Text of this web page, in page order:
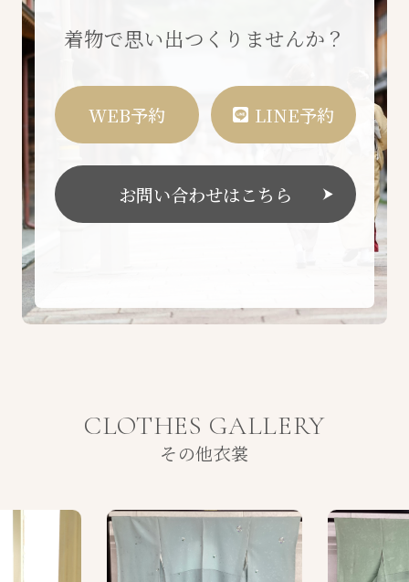
着物で思い出つくりませんか？
WEB予約 LINE予約
お問い合わせはこちら
CLOTHES GALLERY
その他衣裳